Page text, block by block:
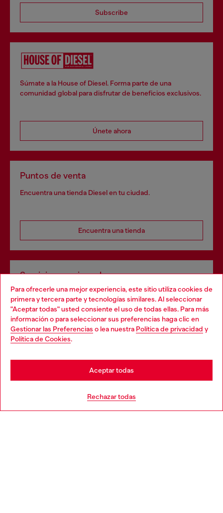
Para ofrecerle una mejor experiencia, este sitio utiliza cookies de
primera y tercera parte y tecnologías similares. Al seleccionar
"Aceptar todas" usted consiente el uso de todas ellas. Para más
información o para seleccionar sus preferencias haga clic en
Gestionar las Preferencias o lea nuestra Política de privacidad y
Política de Cookies.
Rechazar todas
Aceptar todas
Subscribe
Súmate a la House of Diesel. Forma parte de una
comunidad global para disfrutar de beneficios exclusivos.
Únete ahora
Puntos de venta
Encuentra una tienda Diesel en tu ciudad.
Encuentra una tienda
Servicios omnicanal
Descubre todos nuestros servicios, tanto en línea como
en la tienda.
Choose your location
You are currently browsing España website, but it seems you
may be based in United States